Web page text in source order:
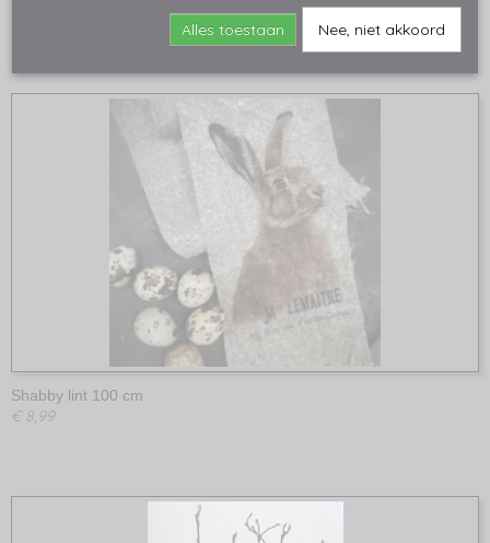
Shabby lint 100 cm
€ 8,99
Alles toestaan Nee, niet akkoord